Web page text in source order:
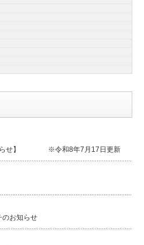
知らせ】 ※令和8年7月17日更新
お知らせ